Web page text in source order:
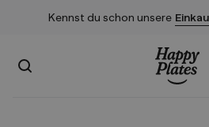
Kennst du schon unsere
Suchen